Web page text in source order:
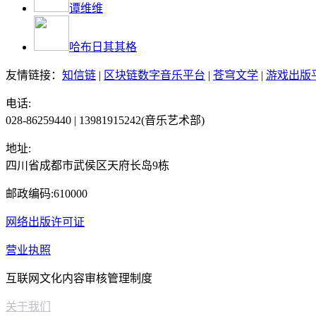
谭维维
哈布日其其格
友情链接： 知信链 | 区块链数字音乐平台 | 苍穹文学 | 游戏出版
电话:
028-86259440 | 13981915242(音乐艺术部)
地址:
四川省成都市武侯区天府长岛9栋
邮政编码:610000
网络出版许可证
营业执照
互联网文化内容审核管理制度
关于我们